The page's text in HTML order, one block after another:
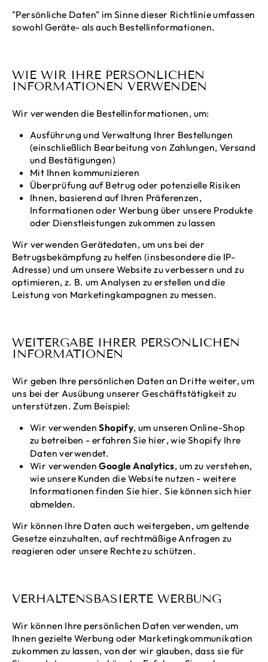
"Persönliche Daten" im Sinne dieser Richtlinie umfassen
sowohl Geräte- als auch Bestellinformationen.
WIE WIR IHRE PERSÖNLICHEN
INFORMATIONEN VERWENDEN
Wir verwenden die Bestellinformationen, um:
Ausführung und Verwaltung Ihrer Bestellungen
(einschließlich Bearbeitung von Zahlungen, Versand
und Bestätigungen)
Mit Ihnen kommunizieren
Überprüfung auf Betrug oder potenzielle Risiken
Ihnen, basierend auf Ihren Präferenzen,
Informationen oder Werbung über unsere Produkte
oder Dienstleistungen zukommen zu lassen
Wir verwenden Gerätedaten, um uns bei der
Betrugsbekämpfung zu helfen (insbesondere die IP-
Adresse) und um unsere Website zu verbessern und zu
optimieren, z. B. um Analysen zu erstellen und die
Leistung von Marketingkampagnen zu messen.
WEITERGABE IHRER PERSÖNLICHEN
INFORMATIONEN
Wir geben Ihre persönlichen Daten an Dritte weiter, um
uns bei der Ausübung unserer Geschäftstätigkeit zu
unterstützen. Zum Beispiel:
Wir verwendenShopify, um unseren Online-Shop
zu betreiben - erfahren Sie hier, wie Shopify Ihre
Daten verwendet.
Wir verwendenGoogle Analytics, um zu verstehen,
wie unsere Kunden die Website nutzen - weitere
Informationenfinden Sie hier. Sie können sich hier
abmelden.
Wir können Ihre Daten auch weitergeben, um geltende
Gesetze einzuhalten, auf rechtmäßige Anfragen zu
reagieren oder unsere Rechte zu schützen.
VERHALTENSBASIERTE WERBUNG
Wir können Ihre persönlichen Daten verwenden, um
Ihnen gezielte Werbung oder Marketingkommunikation
zukommen zu lassen, von der wir glauben, dass sie für